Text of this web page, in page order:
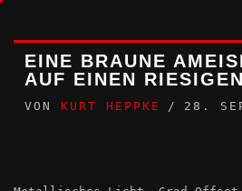
EINE BRAUNE
AUF EINEN
VON KURT HEPPKE 28.